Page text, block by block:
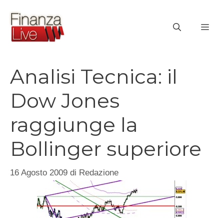
contenuto
Analisi Tecnica: il
Dow Jones
raggiunge la
Bollinger superiore
16 Agosto 2009 di Redazione